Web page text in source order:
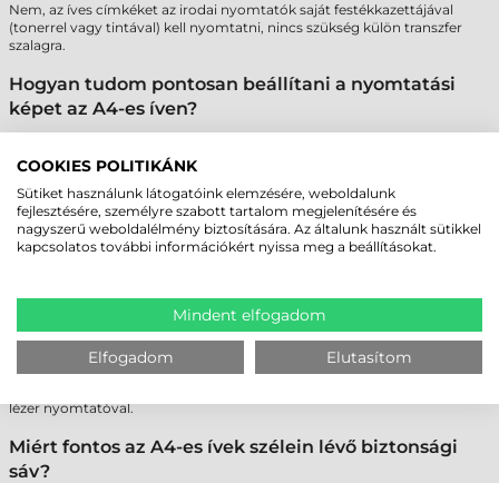
Nem, az íves címkéket az irodai nyomtatók saját festékkazettájával
(tonerrel vagy tintával) kell nyomtatni, nincs szükség külön transzfer
szalagra.
Hogyan tudom pontosan beállítani a nyomtatási
képet az A4-es íven?
sablonokat a legtöbb mérethez. Emellett számos ingyenes online
tervező is elérhető a pontos pozicionáláshoz.
Nem fog leválni a címke a lézer nyomtató
belsejében a hőtől?
ragasztómaradványokat a gépben.
Létezik műanyag alapú íves címke is?
Igen, elérhetők poliészter (PET) alapú íves címkék is, amelyek
lézer nyomtatóval.
Miért fontos az A4-es ívek szélein lévő biztonsági
sáv?
COOKIES POLITIKÁNK
Sütiket használunk látogatóink elemzésére, weboldalunk
fejlesztésére, személyre szabott tartalom megjelenítésére és
nagyszerű weboldalélmény biztosítására. Az általunk használt sütikkel
kapcsolatos további információkért nyissa meg a beállításokat.
Mindent elfogadom
Elfogadom Elutasítom